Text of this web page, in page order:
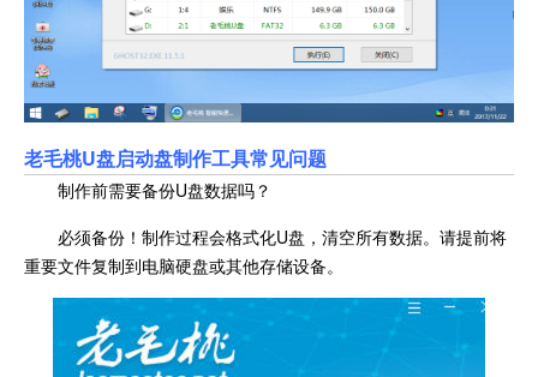
老毛桃U盘启动盘制作工具常见问题
制作前需要备份U盘数据吗？
必须备份！制作过程会格式化U盘，清空所有数据。请提前将
重要文件复制到电脑硬盘或其他存储设备。